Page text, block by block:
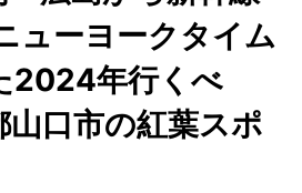
ューヨークタイム
2024年行くべ
山口市の紅葉スポ